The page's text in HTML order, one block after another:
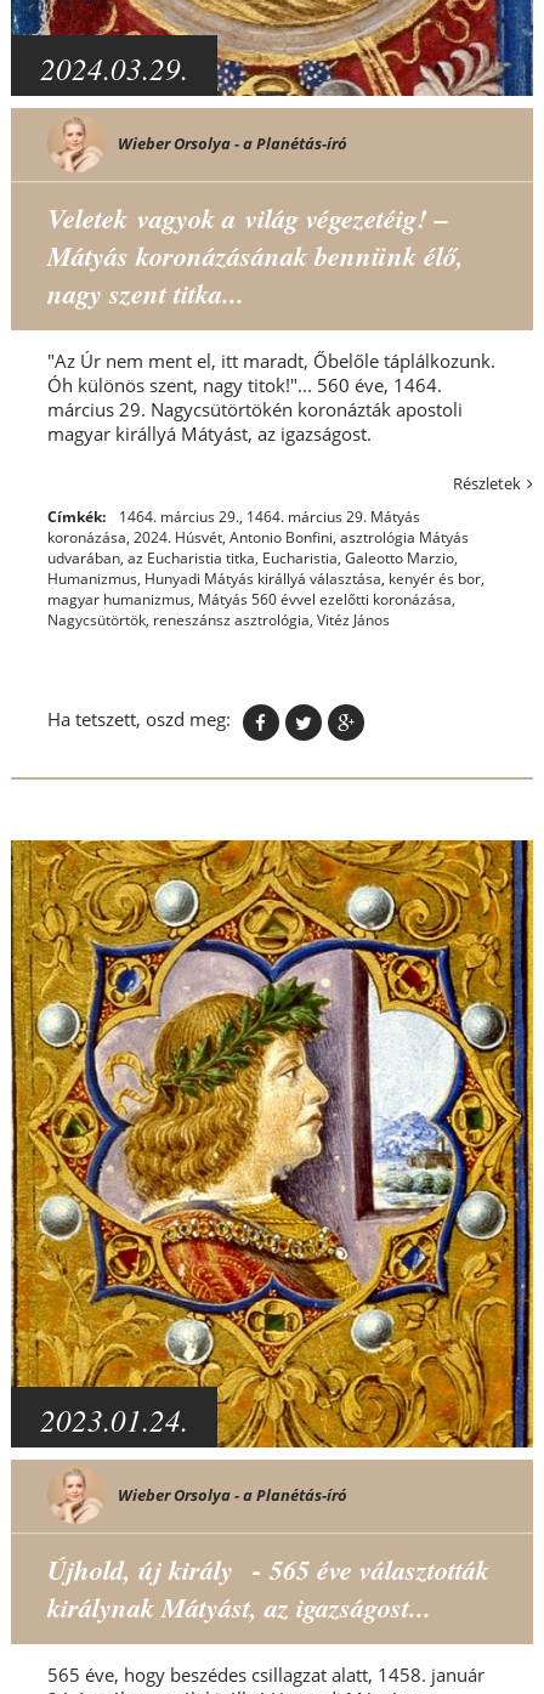
2024.03.29.
Wieber Orsolya - a Planétás-író
Veletek vagyok a világ végezetéig! –
Mátyás koronázásának bennünk élő,
nagy szent titka...
"Az Úr nem ment el, itt maradt, Őbelőle táplálkozunk.
Óh különös szent, nagy titok!"... 560 éve, 1464.
március 29. Nagycsütörtökén koronázták apostoli
magyar királlyá Mátyást, az igazságost.
Részletek
Címkék: 1464. március 29., 1464. március 29. Mátyás
koronázása, 2024. Húsvét, Antonio Bonfini, asztrológia Mátyás
udvarában, az Eucharistia titka, Eucharistia, Galeotto Marzio,
Humanizmus, Hunyadi Mátyás királlyá választása, kenyér és bor,
magyar humanizmus, Mátyás 560 évvel ezelőtti koronázása,
Nagycsütörtök, reneszánsz asztrológia, Vitéz János
Ha tetszett, oszd meg:
2023.01.24.
Wieber Orsolya - a Planétás-író
Újhold, új király - 565 éve választották
királynak Mátyást, az igazságost...
565 éve, hogy beszédes csillagzat alatt, 1458. január